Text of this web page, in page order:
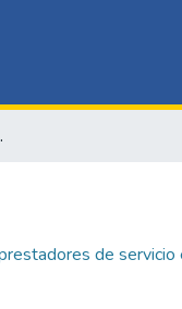
en la cuádruple meta
de servicio